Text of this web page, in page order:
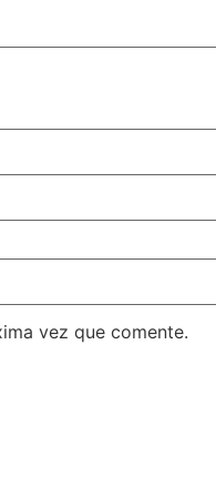
vez que comente.